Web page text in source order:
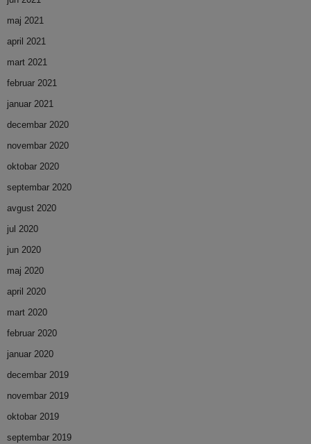
maj 2021
april 2021
mart 2021
februar 2021
januar 2021
decembar 2020
novembar 2020
oktobar 2020
septembar 2020
avgust 2020
jul 2020
jun 2020
maj 2020
april 2020
mart 2020
februar 2020
januar 2020
decembar 2019
novembar 2019
oktobar 2019
septembar 2019